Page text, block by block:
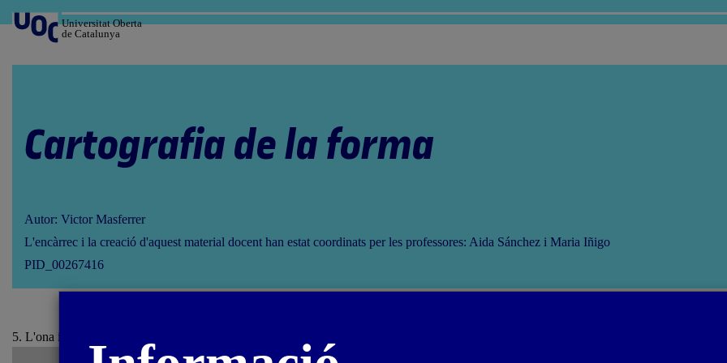
al
contingut
Universitat Oberta
de Catalunya
Cartografia de la forma
Autor: Victor Masferrer
L'encàrrec i la creació d'aquest material docent han estat coordinats per les professores: Aida Sánchez i Maria Iñigo
PID_00267416
5. L'ona i la transmissió d'energia / 5.3. L'ona en el món viu